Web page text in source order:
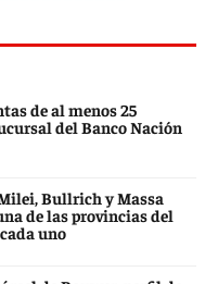
de al menos 25
del Banco Nación
Bullrich y Massa
de las provincias del
uno